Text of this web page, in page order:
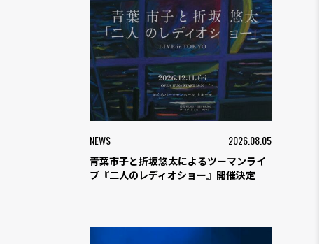
NEWS 2026.08.05
青葉市子と折坂悠太によるツーマンライ
ブ『二人のレディオショー』開催決定